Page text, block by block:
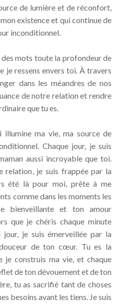
de lumière et de réconfort,
existence et qui continue de
inconditionnel.
mots toute la profondeur de
je ressens envers toi. À travers
dans les méandres de nos
de notre relation et rendre
que tu es.
ma vie, ma source de
Chaque jour, je suis
aussi incroyable que toi.
relation, je suis frappée par la
été là pour moi, prête à me
comme dans les moments les
bienveillante et ton amour
que je chéris chaque minute
jour, je suis émerveillée par la
de ton cœur. Tu es la
je construis ma vie, et chaque
de ton dévouement et de ton
tu as sacrifié tant de choses
besoins avant les tiens. Je suis